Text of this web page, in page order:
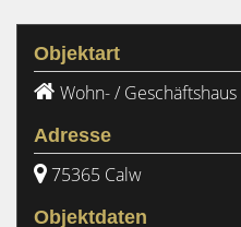
Objektart
Wohn- / Geschäftshaus
Adresse
75365 Calw
Objektdaten